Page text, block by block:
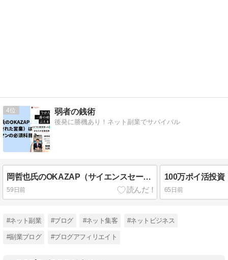
4 弱者の銭術
後発に勝機あり！ネット副業でサバイバル
岡哲也氏のOKAZAP（サイエンスセールスカレッジ）は全営業マンの必修科目？
59日前 65日前
#ネット副業 #ブログ #ネット集客 #ネットビジネス
#副業ブログ #ブログアフィリエイト